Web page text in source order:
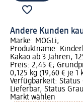
Andere Kunden
Marke: MOGLi;
Produktname:
Kakao ab 3 Jahren,
Preis: 2,45 €;
0,125 kg (19,60 € je 1
Verfügbarkeit: Status
Lieferbar, Status
Markt wählen